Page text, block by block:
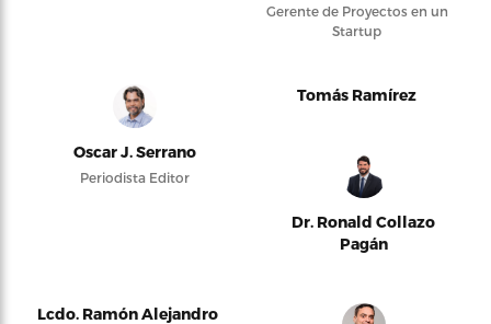
Gerente de Proyectos en un
Startup
Oscar J. Serrano
Periodista Editor
Tomás Ramírez
Dr. Ronald Collazo
Pagán
Lcdo. Ramón Alejandro